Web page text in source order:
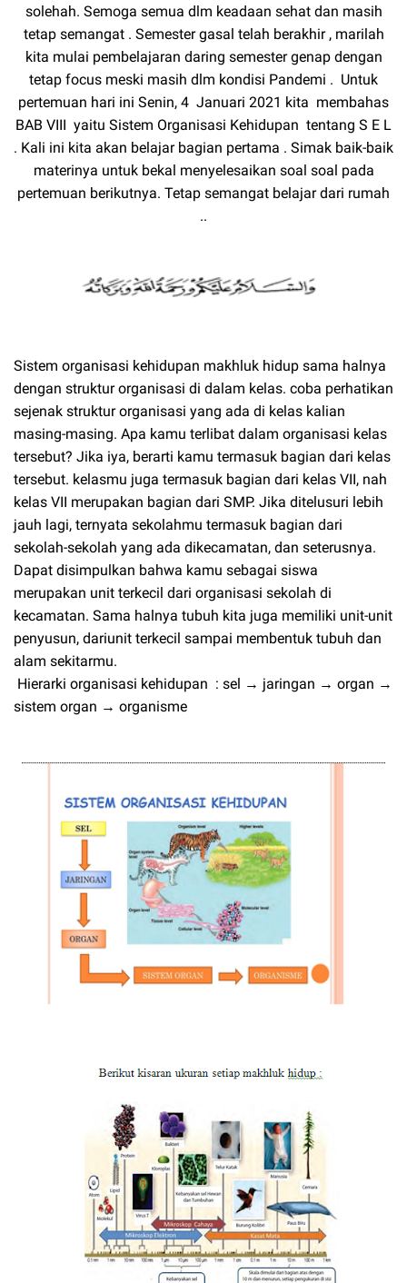
solehah. Semoga semua dlm keadaan sehat dan masih
tetap semangat . Semester gasal telah berakhir , marilah
kita mulai pembelajaran daring semester genap dengan
tetap focus meski masih dlm kondisi Pandemi . Untuk
pertemuan hari ini Senin, 4 Januari 2021 kita membahas
BAB VIII yaitu Sistem Organisasi Kehidupan tentang S E L
. Kali ini kita akan belajar bagian pertama . Simak baik-baik
materinya untuk bekal menyelesaikan soal soal pada
pertemuan berikutnya. Tetap semangat belajar dari rumah
..
Sistem organisasi kehidupan makhluk hidup sama halnya
dengan struktur organisasi di dalam kelas. coba perhatikan
sejenak struktur organisasi yang ada di kelas kalian
masing-masing. Apa kamu terlibat dalam organisasi kelas
tersebut? Jika iya, berarti kamu termasuk bagian dari kelas
tersebut. kelasmu juga termasuk bagian dari kelas VII, nah
kelas VII merupakan bagian dari SMP. Jika ditelusuri lebih
jauh lagi, ternyata sekolahmu termasuk bagian dari
sekolah-sekolah yang ada dikecamatan, dan seterusnya.
Dapat disimpulkan bahwa kamu sebagai siswa
merupakan unit terkecil dari organisasi sekolah di
kecamatan. Sama halnya tubuh kita juga memiliki unit-unit
penyusun, dariunit terkecil sampai membentuk tubuh dan
alam sekitarmu.
Hierarki organisasi kehidupan : sel → jaringan → organ →
sistem organ → organisme